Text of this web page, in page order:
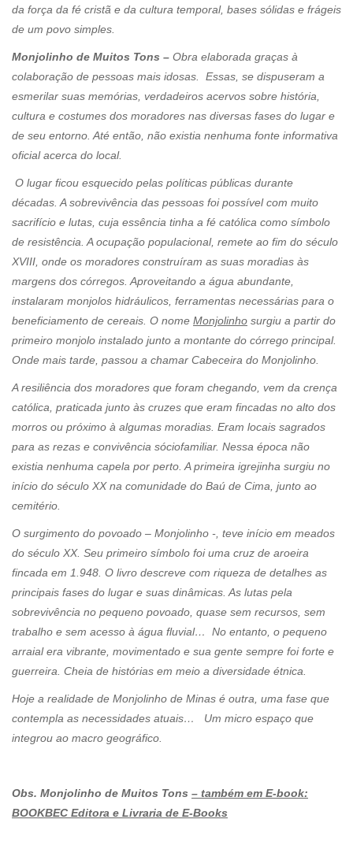
da força da fé cristã e da cultura temporal, bases sólidas e frágeis
de um povo simples.
Monjolinho de Muitos Tons – Obra elaborada graças à
colaboração de pessoas mais idosas. Essas, se dispuseram a
esmerilar suas memórias, verdadeiros acervos sobre história,
cultura e costumes dos moradores nas diversas fases do lugar e
de seu entorno. Até então, não existia nenhuma fonte informativa
oficial acerca do local.
O lugar ficou esquecido pelas políticas públicas durante
décadas. A sobrevivência das pessoas foi possível com muito
sacrifício e lutas, cuja essência tinha a fé católica como símbolo
de resistência. A ocupação populacional, remete ao fim do século
XVIII, onde os moradores construíram as suas moradias às
margens dos córregos. Aproveitando a água abundante,
instalaram monjolos hidráulicos, ferramentas necessárias para o
beneficiamento de cereais. O nome Monjolinho surgiu a partir do
primeiro monjolo instalado junto a montante do córrego principal.
Onde mais tarde, passou a chamar Cabeceira do Monjolinho.
A resiliência dos moradores que foram chegando, vem da crença
católica, praticada junto às cruzes que eram fincadas no alto dos
morros ou próximo à algumas moradias. Eram locais sagrados
para as rezas e convivência sóciofamiliar. Nessa época não
existia nenhuma capela por perto. A primeira igrejinha surgiu no
início do século XX na comunidade do Baú de Cima, junto ao
cemitério.
O surgimento do povoado – Monjolinho -, teve início em meados
do século XX. Seu primeiro símbolo foi uma cruz de aroeira
fincada em 1.948. O livro descreve com riqueza de detalhes as
principais fases do lugar e suas dinâmicas. As lutas pela
sobrevivência no pequeno povoado, quase sem recursos, sem
trabalho e sem acesso à água fluvial… No entanto, o pequeno
arraial era vibrante, movimentado e sua gente sempre foi forte e
guerreira. Cheia de histórias em meio a diversidade étnica.
Hoje a realidade de Monjolinho de Minas é outra, uma fase que
contempla as necessidades atuais… Um micro espaço que
integrou ao macro geográfico.
Obs. Monjolinho de Muitos Tons – também em E-book:
BOOKBEC Editora e Livraria de E-Books